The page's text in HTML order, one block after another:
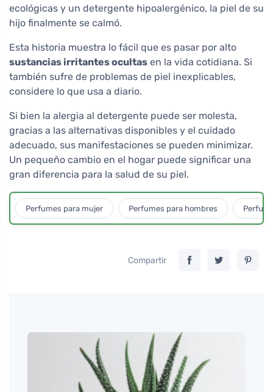
ecológicas y un detergente hipoalergénico, la piel de su
hijo finalmente se calmó.
Esta historia muestra lo fácil que es pasar por alto
sustancias irritantes ocultas en la vida cotidiana. Si
también sufre de problemas de piel inexplicables,
considere lo que usa a diario.
Si bien la alergia al detergente puede ser molesta,
gracias a las alternativas disponibles y el cuidado
adecuado, sus manifestaciones se pueden minimizar.
Un pequeño cambio en el hogar puede significar una
gran diferencia para la salud de su piel.
Perfumes para mujer Perfumes para hombres
Compartir